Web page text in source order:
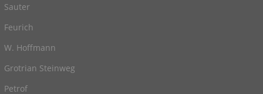
Sauter
Feurich
W. Hoffmann
Grotrian Steinweg
Petrof